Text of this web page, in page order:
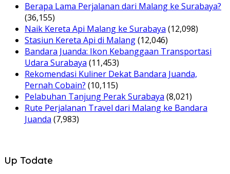
Berapa Lama Perjalanan dari Malang ke Surabaya?
(36,155)
Naik Kereta Api Malang ke Surabaya (12,098)
Stasiun Kereta Api di Malang(12,046)
Bandara Juanda: Ikon Kebanggaan Transportasi
Udara Surabaya (11,453)
Rekomendasi Kuliner Dekat Bandara Juanda,
Pernah Cobain? (10,115)
Pelabuhan Tanjung Perak Surabaya (8,021)
Rute Perjalanan Travel dari Malang ke Bandara
Juanda (7,983)
Up Todate